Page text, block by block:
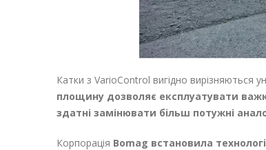
Катки з VarioControl вигідно вирізняються
площину дозволяє експлуатувати
здатні замінювати більш потужні
Корпорація Bomag встановила